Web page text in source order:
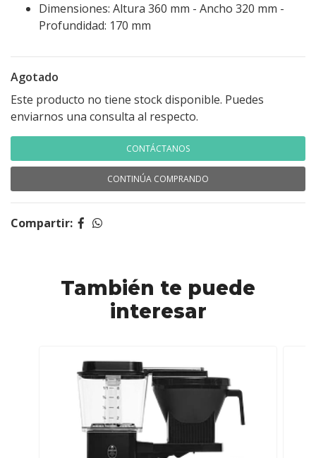
Dimensiones: Altura 360 mm - Ancho 320 mm -
Profundidad: 170 mm
Agotado
Este producto no tiene stock disponible. Puedes
enviarnos una consulta al respecto.
CONTÁCTANOS
CONTINÚA COMPRANDO
Compartir:
También te puede
interesar